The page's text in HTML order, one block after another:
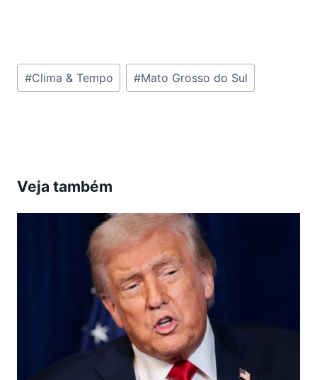
Tags
do
#Clima & Tempo #Mato Grosso do Sul
Veja também